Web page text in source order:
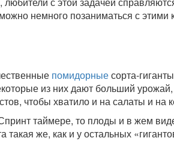
немного позаниматься с
помидорныесорта-
из них дают больший
чтобы хватило и на салаты и на
таймере, то плоды и в жем
такая же, как и у остальных